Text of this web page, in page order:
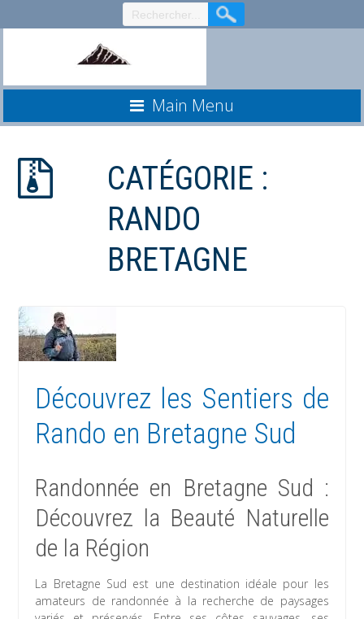
au
Main Menu
CATÉGORIE :
RANDO
BRETAGNE
Découvrez les Sentiers de
Rando en Bretagne Sud
Randonnée en Bretagne Sud :
Découvrez la Beauté Naturelle
de la Région
La Bretagne Sud est une destination idéale pour les
amateurs de randonnée à la recherche de paysages